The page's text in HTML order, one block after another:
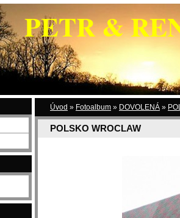
PETR &
Úvod » Fotoalbum » DOVOLENÁ »
POLSKO WROCLAW